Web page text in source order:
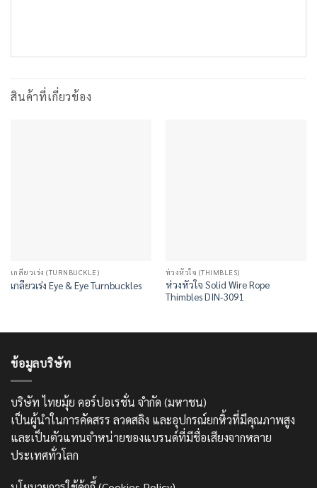
สินค้าที่เกี่ยวข้อง
เกลียวเร่ง (TURNBUCKLE)
เกลียวเร่ง Eye & Eye Turnbuckles
ห่วงหัวใจ (THIMBLES)
ห่วงหัวใจ Solid Wire Rope
Thimbles DIN-3091
ข้อมูลบริษัท
บริษัท ไทยมุ้ย คอร์ปอเรชั่น จำกัด (มหาชน)
เป็นผู้นำในการคัดสรร ลวดสลิง และอุปกรณ์ยกหิ้วที่มีคุณภาพสูง
และเป็นตัวแทนจำหน่ายของแบรนด์ที่มีชื่อเสียงจากหลาย
ประเทศทั่วโลก